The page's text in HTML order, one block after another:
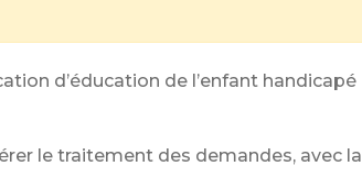
d’éducation de l’enfant handicapé
le traitement des demandes, avec